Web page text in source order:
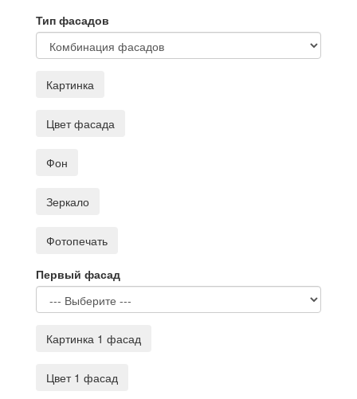
Тип фасадов
Картинка
Цвет фасада
Фон
Зеркало
Фотопечать
Первый фасад
Картинка 1 фасад
Цвет 1 фасад